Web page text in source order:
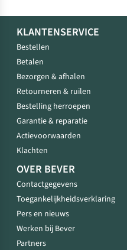
KLANTENSERVICE
Bestellen
Betalen
Bezorgen & afhalen
Retourneren & ruilen
Bestelling herroepen
Garantie & reparatie
Actievoorwaarden
Klachten
OVER BEVER
Contactgegevens
Toegankelijkheidsverklaring
Pers en nieuws
Werken bij Bever
Partners